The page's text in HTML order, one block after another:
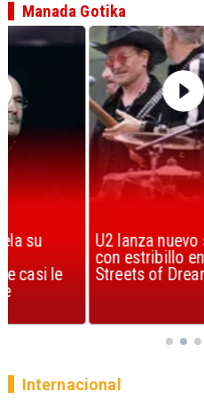
U2 lanza nuevo sencillo
con estribillo en español:
Streets of Dreams
Manada Gotika
Internacional